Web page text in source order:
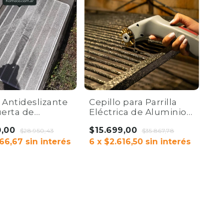
Antideslizante
de
Home
$28.950,43
sin interés
Cepillo para Parrilla
Eléctrica de Aluminio |
$15.699,00
$35.867,78
6 x $2.616,50 sin interés